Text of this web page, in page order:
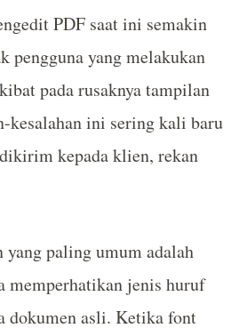
PDF saat ini semakin
pengguna yang melakukan
pada rusaknya tampilan
kesalahan ini sering kali baru
kepada klien, rekan
yang paling umum adalah
memperhatikan jenis huruf
dokumen asli. Ketika font